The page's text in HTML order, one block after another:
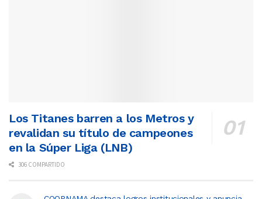
Los Titanes barren a los Metros y
revalidan su título de campeones
en la Súper Liga (LNB)
306 COMPARTIDO